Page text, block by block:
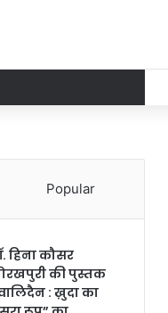
Popular
हिना कौसर
की पुस्तक
: ख़ुदा का